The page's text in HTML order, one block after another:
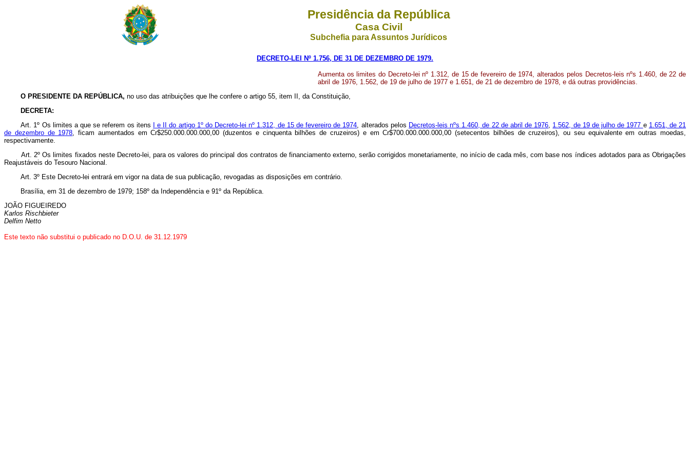
Presidência da República
Casa Civil
Subchefia para Assuntos Jurídicos
DECRETO-LEI Nº 1.756, DE 31 DE DEZEMBRO DE 1979.
Aumenta os limites do Decreto-lei nº 1.312, de 15 de fevereiro de 1974, alterados pelos Decretos-leis nºs 1.460, de 22 de
abril de 1976, 1.562, de 19 de julho de 1977 e 1.651, de 21 de dezembro de 1978, e dá outras providências.
O PRESIDENTE DA REPÚBLICA, no uso das atribuições que lhe confere o artigo 55, item II, da Constituição,
DECRETA:
Art. 1º Os limites a que se referem os itens
I e II do artigo 1º do Decreto-lei nº 1.312, de 15 de fevereiro de 1974, alterados pelos Decretos-leis nºs 1.460, de 22 de abril de 1976, 1.562, de 19 de julho de 1977 e 1.651, de 21
de dezembro de 1978, ficam aumentados em Cr$250.000.000.000,00 (duzentos e cinquenta bilhões de cruzeiros) e em Cr$700.000.000.000,00 (setecentos bilhões de cruzeiros), ou seu equivalente em outras moedas,
respectivamente.
Art. 2º Os limites fixados neste Decreto-lei, para os valores do principal dos contratos de financiamento externo, serão corrigidos monetariamente, no início de cada mês, com base nos índices adotados para as Obrigações
Reajustáveis do Tesouro Nacional.
Art. 3º Este Decreto-lei entrará em vigor na data de sua publicação, revogadas as disposições em contrário.
Brasília, em 31 de dezembro de 1979; 158º da Independência e 91º da República.
JOÃO FIGUEIREDO
Karlos Rischbieter
Delfim Netto
Este texto não substitui o publicado no D.O.U. de 31.12.1979